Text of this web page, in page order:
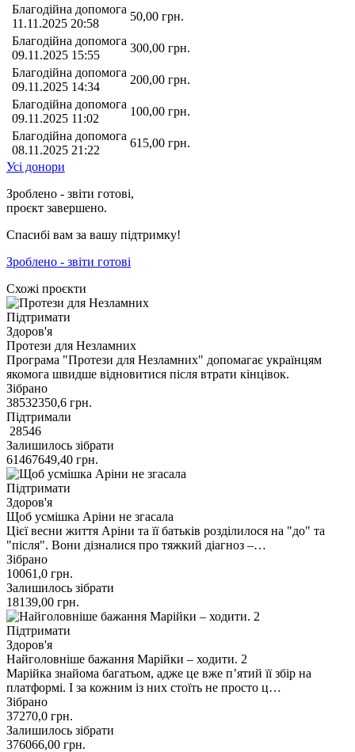
Благодійна допомога
11.11.2025 20:58
50,00 грн.
Благодійна допомога
09.11.2025 15:55
300,00 грн.
Благодійна допомога
09.11.2025 14:34
200,00 грн.
Благодійна допомога
09.11.2025 11:02
100,00 грн.
Благодійна допомога
08.11.2025 21:22
615,00 грн.
Усі донори
Зроблено - звіти готові,
проєкт завершено.
Спасибі вам за вашу підтримку!
Зроблено - звіти готові
Схожі проєкти
Підтримати
Здоров'я
Протези для Незламних
Програма "Протези для Незламних" допомагає українцям
якомога швидше відновитися після втрати кінцівок.
Зібрано
38532350,6 грн.
Підтримали
28546
Залишилось зібрати
61467649,40 грн.
Підтримати
Здоров'я
Щоб усмішка Аріни не згасала
Цієї весни життя Аріни та її батьків розділилося на "до" та
"після". Вони дізналися про тяжкий діагноз –…
Зібрано
10061,0 грн.
Залишилось зібрати
18139,00 грн.
Підтримати
Здоров'я
Найголовніше бажання Марійки – ходити. 2
Марійка знайома багатьом, адже це вже п’ятий її збір на
платформі. І за кожним із них стоїть не просто ц…
Зібрано
37270,0 грн.
Залишилось зібрати
376066,00 грн.